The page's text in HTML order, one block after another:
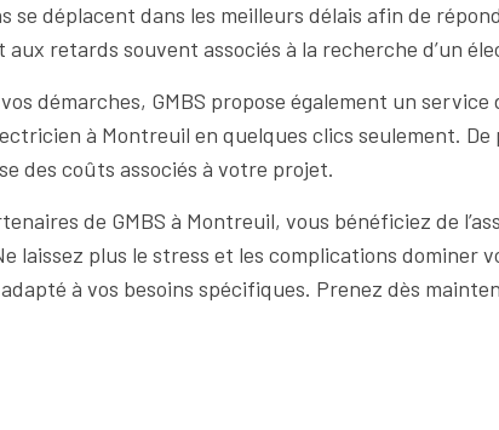
déplacent dans les meilleurs délais afin de
retards souvent associés à la recherche d’un
démarches, GMBS propose également un
à Montreuil en quelques clics seulement.
des coûts associés à votre projet.
de GMBS à Montreuil, vous bénéficiez de
laissez plus le stress et les complications dominer
à vos besoins spécifiques. Prenez dès